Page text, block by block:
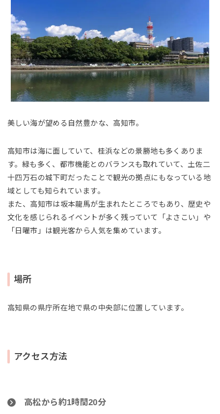
美しい海が望める自然豊かな、高知市。
高知市は海に面していて、桂浜などの景勝地も多くありま
す。緑も多く、都市機能とのバランスも取れていて、土佐二
十四万石の城下町だったことで観光の拠点にもなっている地
域としても知られています。
また、高知市は坂本龍馬が生まれたところでもあり、歴史や
文化を感じられるイベントが多く残っていて「よさこい」や
「日曜市」は観光客から人気を集めています。
場所
高知県の県庁所在地で県の中央部に位置しています。
アクセス方法
高松から約1時間20分